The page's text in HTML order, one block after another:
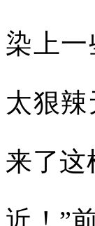
染上
太狠
来了这